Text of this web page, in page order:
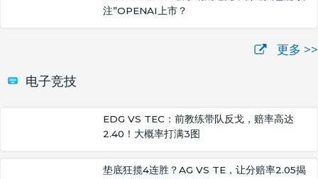
注”OPENAI上市？
更多 >>
电子竞技
EDG VS TEC：前教练带队反戈，赔率高达
2.40！大概率打满3图
垫底狂揽4连胜？AG VS TE，让分赔率2.05揭